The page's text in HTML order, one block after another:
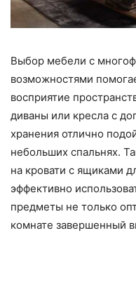
Выбор мебели с
возможностями
восприятие
диваны или кресла с
хранения отлично
небольших спальнях.
на кровати с ящиками
эффективно
предметы не только
комнате завершенный